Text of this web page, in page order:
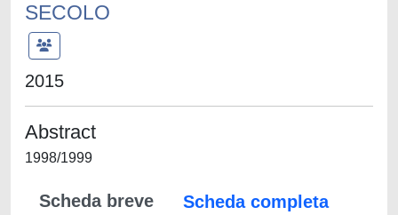
SECOLO
2015
Abstract
1998/1999
Scheda breve
Scheda completa